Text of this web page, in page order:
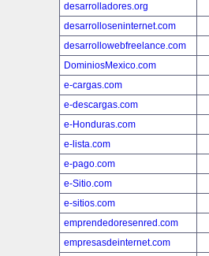
desarrolladores.org
desarrolloseninternet.com
desarrollowebfreelance.com
DominiosMexico.com
e-cargas.com
e-descargas.com
e-Honduras.com
e-lista.com
e-pago.com
e-Sitio.com
e-sitios.com
emprendedoresenred.com
empresasdeinternet.com